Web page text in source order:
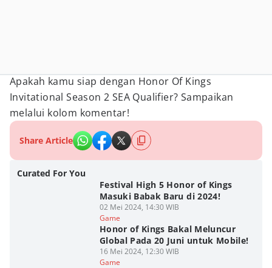
Apakah kamu siap dengan Honor Of Kings
Invitational Season 2 SEA Qualifier? Sampaikan
melalui kolom komentar!
Share Article
Curated For You
Festival High 5 Honor of Kings
Masuki Babak Baru di 2024!
02 Mei 2024, 14:30 WIB
Game
Honor of Kings Bakal Meluncur
Global Pada 20 Juni untuk Mobile!
16 Mei 2024, 12:30 WIB
Game